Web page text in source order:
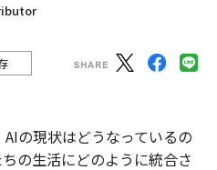
の現状はどうなっているの
の生活にどのように統合さ